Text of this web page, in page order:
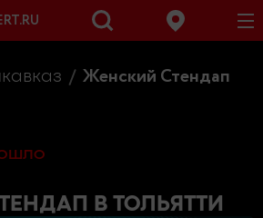
Женский Стендап
В ТОЛЬЯТТИ